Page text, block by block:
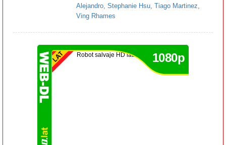
Alejandro Stephanie Hsu Tiago Martinez
Ving Rhames
1080p